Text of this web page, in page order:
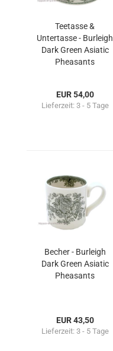
Teetasse &
Untertasse - Burleigh
Dark Green Asiatic
Pheasants
EUR 54,00
Lieferzeit: 3 - 5 Tage
Becher - Burleigh
Dark Green Asiatic
Pheasants
EUR 43,50
Lieferzeit: 3 - 5 Tage